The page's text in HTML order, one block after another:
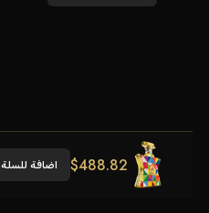
$488.82 اضافة للسلة